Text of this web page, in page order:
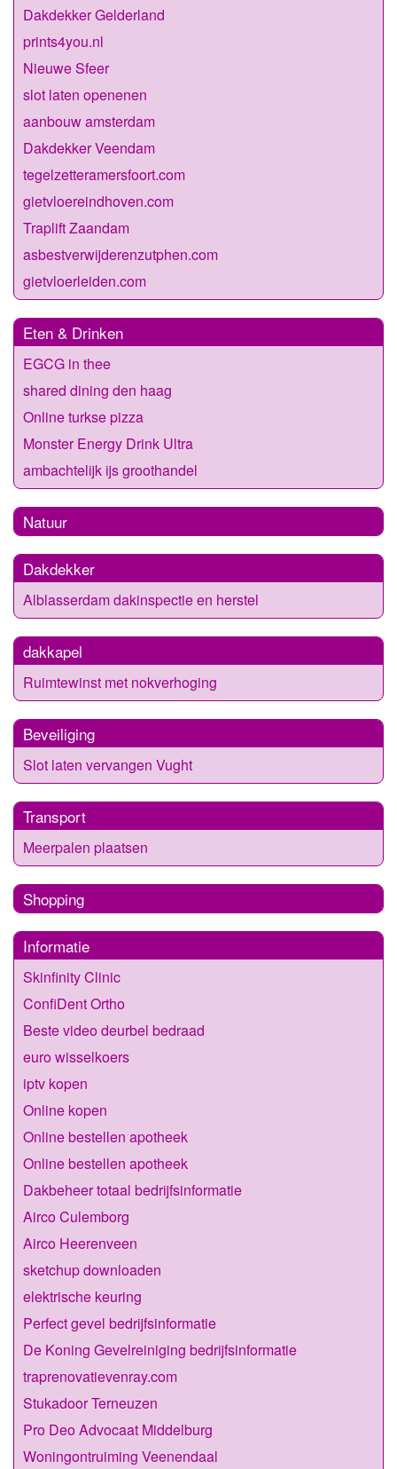
Dakdekker Gelderland
prints4you.nl
Nieuwe Sfeer
slot laten openenen
aanbouw amsterdam
Dakdekker Veendam
tegelzetteramersfoort.com
gietvloereindhoven.com
Traplift Zaandam
asbestverwijderenzutphen.com
gietvloerleiden.com
Eten & Drinken
EGCG in thee
shared dining den haag
Online turkse pizza
Monster Energy Drink Ultra
ambachtelijk ijs groothandel
Natuur
Dakdekker
Alblasserdam dakinspectie en herstel
dakkapel
Ruimtewinst met nokverhoging
Beveiliging
Slot laten vervangen Vught
Transport
Meerpalen plaatsen
Shopping
Informatie
Skinfinity Clinic
ConfiDent Ortho
Beste video deurbel bedraad
euro wisselkoers
iptv kopen
Online kopen
Online bestellen apotheek
Online bestellen apotheek
Dakbeheer totaal bedrijfsinformatie
Airco Culemborg
Airco Heerenveen
sketchup downloaden
elektrische keuring
Perfect gevel bedrijfsinformatie
De Koning Gevelreiniging bedrijfsinformatie
traprenovatievenray.com
Stukadoor Terneuzen
Pro Deo Advocaat Middelburg
Woningontruiming Veenendaal